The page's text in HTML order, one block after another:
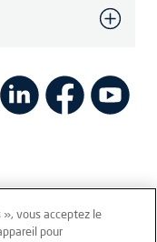
», vous acceptez le
pour